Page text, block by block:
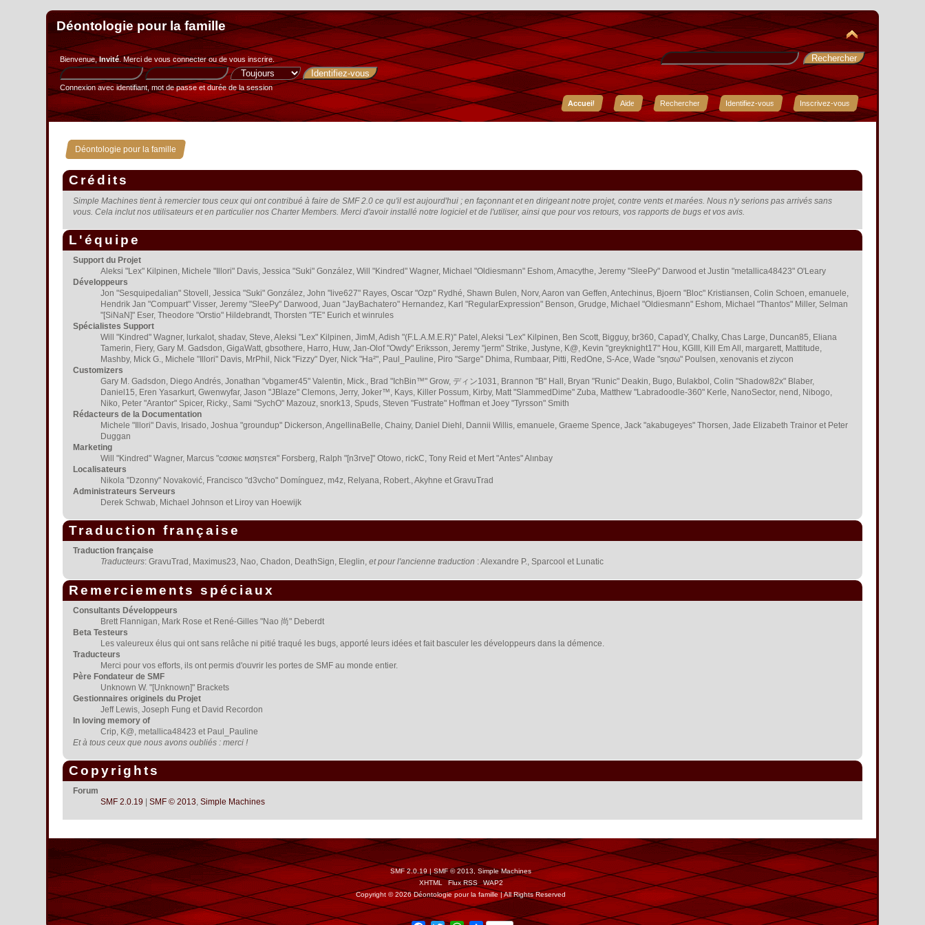
Déontologie pour la famille
Bienvenue,Invité. Merci devous connecterou devous inscrire.
Connexion avec identifiant, mot de passe et durée de la session
Accueil
Aide Rechercher Identifiez-vous Inscrivez-vous
Déontologie pour la famille
Crédits
Simple Machines tient à remercier tous ceux qui ont contribué à faire de SMF 2.0 ce qu'il est aujourd'hui ; en façonnant et en dirigeant notre projet, contre vents et marées. Nous n'y serions pas arrivés sans
vous. Cela inclut nos utilisateurs et en particulier nos Charter Members. Merci d'avoir installé notre logiciel et de l'utiliser, ainsi que pour vos retours, vos rapports de bugs et vos avis.
L'équipe
Support du Projet
Aleksi "Lex" Kilpinen, Michele "Illori" Davis, Jessica "Suki" González, Will "Kindred" Wagner, Michael "Oldiesmann" Eshom, Amacythe, Jeremy "SleePy" Darwood et Justin "metallica48423" O'Leary
Développeurs
Jon "Sesquipedalian" Stovell, Jessica "Suki" González, John "live627" Rayes, Oscar "Ozp" Rydhé, Shawn Bulen, Norv, Aaron van Geffen, Antechinus, Bjoern "Bloc" Kristiansen, Colin Schoen, emanuele,
Hendrik Jan "Compuart" Visser, Jeremy "SleePy" Darwood, Juan "JayBachatero" Hernandez, Karl "RegularExpression" Benson, Grudge, Michael "Oldiesmann" Eshom, Michael "Thantos" Miller, Selman
"[SiNaN]" Eser, Theodore "Orstio" Hildebrandt, Thorsten "TE" Eurich et winrules
Spécialistes Support
Will "Kindred" Wagner, lurkalot, shadav, Steve, Aleksi "Lex" Kilpinen, JimM, Adish "(F.L.A.M.E.R)" Patel, Aleksi "Lex" Kilpinen, Ben Scott, Bigguy, br360, CapadY, Chalky, Chas Large, Duncan85, Eliana
Tamerin, Fiery, Gary M. Gadsdon, GigaWatt, gbsothere, Harro, Huw, Jan-Olof "Owdy" Eriksson, Jeremy "jerm" Strike, Justyne, K@, Kevin "greyknight17" Hou, KGIII, Kill Em All, margarett, Mattitude,
Mashby, Mick G., Michele "Illori" Davis, MrPhil, Nick "Fizzy" Dyer, Nick "Ha²", Paul_Pauline, Piro "Sarge" Dhima, Rumbaar, Pitti, RedOne, S-Ace, Wade "sησω" Poulsen, xenovanis et ziycon
Customizers
Gary M. Gadsdon, Diego Andrés, Jonathan "vbgamer45" Valentin, Mick., Brad "IchBin™" Grow, ディン1031, Brannon "B" Hall, Bryan "Runic" Deakin, Bugo, Bulakbol, Colin "Shadow82x" Blaber,
Daniel15, Eren Yasarkurt, Gwenwyfar, Jason "JBlaze" Clemons, Jerry, Joker™, Kays, Killer Possum, Kirby, Matt "SlammedDime" Zuba, Matthew "Labradoodle-360" Kerle, NanoSector, nend, Nibogo,
Niko, Peter "Arantor" Spicer, Ricky., Sami "SychO" Mazouz, snork13, Spuds, Steven "Fustrate" Hoffman et Joey "Tyrsson" Smith
Rédacteurs de la Documentation
Michele "Illori" Davis, Irisado, Joshua "groundup" Dickerson, AngellinaBelle, Chainy, Daniel Diehl, Dannii Willis, emanuele, Graeme Spence, Jack "akabugeyes" Thorsen, Jade Elizabeth Trainor et Peter
Duggan
Marketing
Will "Kindred" Wagner, Marcus "cσσкιє мσηѕтєя" Forsberg, Ralph "[n3rve]" Otowo, rickC, Tony Reid et Mert "Antes" Alınbay
Localisateurs
Nikola "Dzonny" Novaković, Francisco "d3vcho" Domínguez, m4z, Relyana, Robert., Akyhne et GravuTrad
Administrateurs Serveurs
Derek Schwab, Michael Johnson et Liroy van Hoewijk
Traduction française
Traduction française
Traducteurs: GravuTrad, Maximus23, Nao, Chadon, DeathSign, Eleglin,et pour l'ancienne traduction : Alexandre P., Sparcool et Lunatic
Remerciements spéciaux
Consultants Développeurs
Brett Flannigan, Mark Rose et René-Gilles "Nao 尚" Deberdt
Beta Testeurs
Les valeureux élus qui ont sans relâche ni pitié traqué les bugs, apporté leurs idées et fait basculer les développeurs dans la démence.
Traducteurs
Merci pour vos efforts, ils ont permis d'ouvrir les portes de SMF au monde entier.
Père Fondateur de SMF
Unknown W. "[Unknown]" Brackets
Gestionnaires originels du Projet
Jeff Lewis, Joseph Fung et David Recordon
In loving memory of
Crip, K@, metallica48423 et Paul_Pauline
Et à tous ceux que nous avons oubliés : merci !
Copyrights
Forum
SMF 2.0.19 |SMF © 2013,Simple Machines
SMF 2.0.19 | SMF © 2013
Simple Machines
XHTML
Flux RSS
WAP2
Copyright © 2026 Déontologie pour la famille | All Rights Reserved